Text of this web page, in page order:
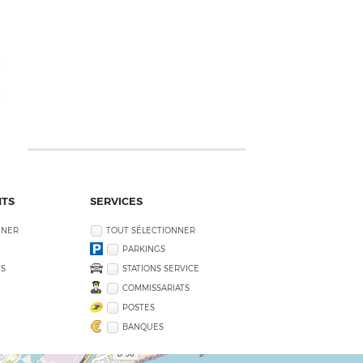
SERVICES
TOUT SÉLECTIONNER
PARKINGS
STATIONS SERVICE
COMMISSARIATS
POSTES
BANQUES